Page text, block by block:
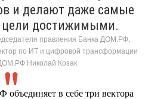
и делают даже самые
достижимыми.
правления Банка ДОМ.РФ,
по ИТ и цифровой трансформации
Николай Козак
в себе три вектора